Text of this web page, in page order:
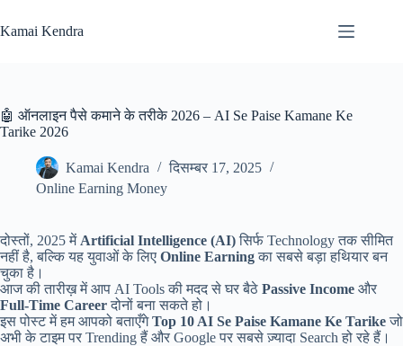
to
content
Kamai Kendra
🤖 ऑनलाइन पैसे कमाने के तरीके 2026 – AI Se Paise Kamane Ke
Tarike 2026
Kamai Kendra
दिसम्बर 17, 2025
Online Earning Money
दोस्तों, 2025 में Artificial Intelligence (AI)सिर्फ Technology तक सीमित
नहीं है, बल्कि यह युवाओं के लिए Online Earningका सबसे बड़ा हथियार बन
चुका है।
आज की तारीख़ में आप AI Tools की मदद से घर बैठे Passive Income और
Full-Time Careerदोनों बना सकते हो।
इस पोस्ट में हम आपको बताएँगेTop 10 AI Se Paise Kamane Ke Tarikeजो
अभी के टाइम पर Trending हैं और Google पर सबसे ज़्यादा Search हो रहे हैं।